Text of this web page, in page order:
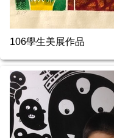
106學生美展作品